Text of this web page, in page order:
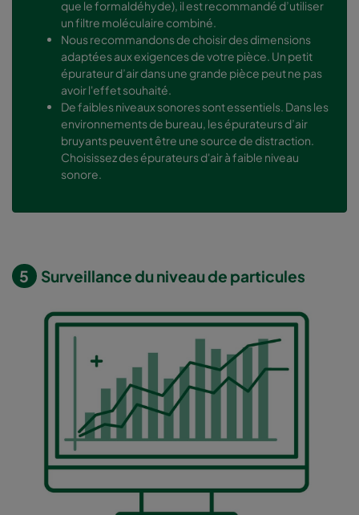
que le formaldéhyde), il est recommandé d’utiliser
un filtre moléculaire combiné.
Nous recommandons de choisir des dimensions
adaptées aux exigences de votre pièce. Un petit
épurateur d’air dans une grande pièce peut ne pas
avoir l'effet souhaité.
De faibles niveaux sonores sont essentiels. Dans les
environnements de bureau, les épurateurs d’air
bruyants peuvent être une source de distraction.
Choisissez des épurateurs d'air à faible niveau
sonore.
5 Surveillance du niveau de particules